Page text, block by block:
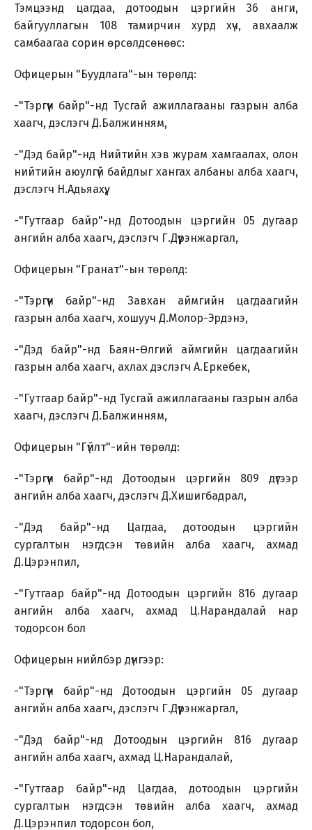
Тэмцээнд цагдаа, дотоодын цэргийн 36 анги,
байгууллагын 108 тамирчин хурд хүч, авхаалж
самбаагаа сорин өрсөлдсөнөөс:
Офицерын "Буудлага"-ын төрөлд:
-"Тэргүүн байр"-нд Тусгай ажиллагааны газрын алба
хаагч, дэслэгч Д.Балжинням,
-"Дэд байр"-нд Нийтийн хэв журам хамгаалах, олон
нийтийн аюулгүй байдлыг хангах албаны алба хаагч,
дэслэгч Н.Адьяахүү,
-"Гутгаар байр"-нд Дотоодын цэргийн 05 дугаар
ангийн алба хаагч, дэслэгч Г.Дүүрэнжаргал,
Офицерын "Гранат"-ын төрөлд:
-"Тэргүүн байр"-нд Завхан аймгийн цагдаагийн
газрын алба хаагч, хошууч Д.Молор-Эрдэнэ,
-"Дэд байр"-нд Баян-Өлгий аймгийн цагдаагийн
газрын алба хаагч, ахлах дэслэгч А.Еркебек,
-"Гутгаар байр"-нд Тусгай ажиллагааны газрын алба
хаагч, дэслэгч Д.Балжинням,
Офицерын "Гүйлт"-ийн төрөлд:
-"Тэргүүн байр"-нд Дотоодын цэргийн 809 дүгээр
ангийн алба хаагч, дэслэгч Д.Хишигбадрал,
-"Дэд байр"-нд Цагдаа, дотоодын цэргийн
сургалтын нэгдсэн төвийн алба хаагч, ахмад
Д.Цэрэнпил,
-"Гутгаар байр"-нд Дотоодын цэргийн 816 дугаар
ангийн алба хаагч, ахмад Ц.Нарандалай нар
тодорсон бол
Офицерын нийлбэр дүнгээр:
-"Тэргүүн байр"-нд Дотоодын цэргийн 05 дугаар
ангийн алба хаагч, дэслэгч Г.Дүүрэнжаргал,
-"Дэд байр"-нд Дотоодын цэргийн 816 дугаар
ангийн алба хаагч, ахмад Ц.Нарандалай,
-"Гутгаар байр"-нд Цагдаа, дотоодын цэргийн
сургалтын нэгдсэн төвийн алба хаагч, ахмад
Д.Цэрэнпил тодорсон бол,